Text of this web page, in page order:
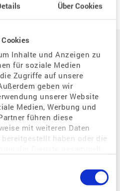
Über Cookies
Inhalte und Anzeigen zu
für soziale Medien
Zugriffe auf unsere
geben wir
unserer Website
Medien, Werbung und
führen diese
mit weiteren Daten
haben oder die
mir helfen?
für eine Schwangerschaft?
zu werden?